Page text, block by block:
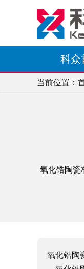
科众
当前位置：
氧化锆陶瓷
氧化锆陶